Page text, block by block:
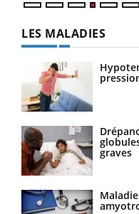
LES MALADIES
graves